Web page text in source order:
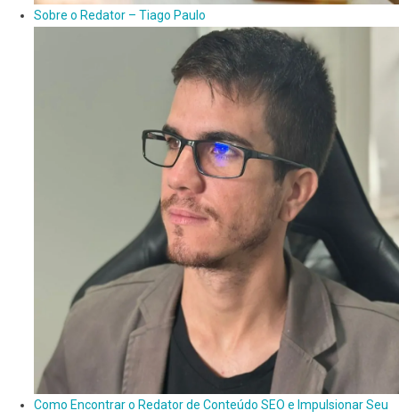
Sobre o Redator – Tiago Paulo
Como Encontrar o Redator de Conteúdo SEO e Impulsionar Seu